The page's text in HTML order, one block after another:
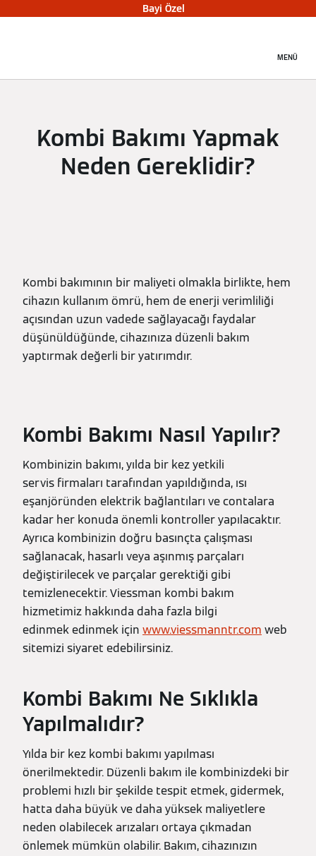
Bayi Özel
MENÜ
Kombi Bakımı Yapmak
Neden Gereklidir?
Kombi bakımının bir maliyeti olmakla birlikte, hem
cihazın kullanım ömrü, hem de enerji verimliliği
açısından uzun vadede sağlayacağı faydalar
düşünüldüğünde, cihazınıza düzenli bakım
yaptırmak değerli bir yatırımdır.
Kombi Bakımı Nasıl Yapılır?
Kombinizin bakımı, yılda bir kez yetkili
servis firmaları tarafından yapıldığında, ısı
eşanjöründen elektrik bağlantıları ve contalara
kadar her konuda önemli kontroller yapılacaktır.
Ayrıca kombinizin doğru basınçta çalışması
sağlanacak, hasarlı veya aşınmış parçaları
değiştirilecek ve parçalar gerektiği gibi
temizlenecektir. Viessman kombi bakım
hizmetimiz hakkında daha fazla bilgi
edinmek edinmek için www.viessmanntr.com web
sitemizi siyaret edebilirsiniz.
Kombi Bakımı Ne Sıklıkla
Yapılmalıdır?
Yılda bir kez kombi bakımı yapılması
önerilmektedir. Düzenli bakım ile kombinizdeki bir
problemi hızlı bir şekilde tespit etmek, gidermek,
hatta daha büyük ve daha yüksek maliyetlere
neden olabilecek arızaları ortaya çıkmadan
önlemek mümkün olabilir. Bakım, cihazınızın